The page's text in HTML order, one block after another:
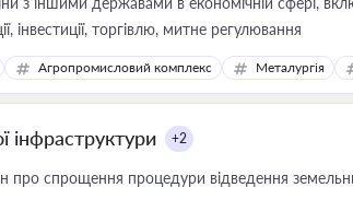
інвестиції, торгівлю, митне регулювання
Агропромисловий комплекс Металургія
інфраструктури +2
про спрощення процедури відведення